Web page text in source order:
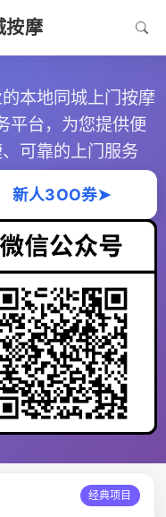
按摩
本地同城上门按摩
平台，为您提供便
可靠的上门服务
新人3OO券➤
经典项目